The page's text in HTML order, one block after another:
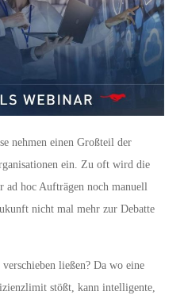
nehmen einen Großteil der
ein. Zu oft wird die
ad hoc Aufträgen noch manuell
nicht mal mehr zur Debatte
ließen? Da wo eine
stößt, kann intelligente,